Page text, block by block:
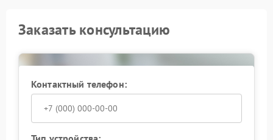
Заказать консультацию
Контактный телефон: